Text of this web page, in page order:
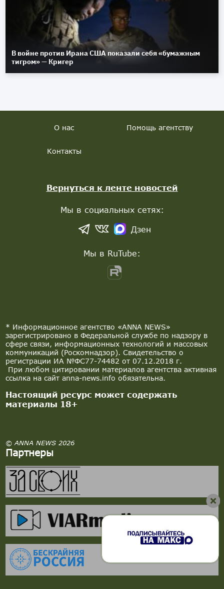
В войне против Ирана США показали себя «бумажным
тигром» — Кригер
* Информационное агентство «ANNA NEWS»
зарегистрировано в Федеральной службе по надзору в
сфере связи, информационных технологий и массовых
коммуникаций (Роскомнадзор). Свидетельство о
регистрации ИА №ФС77-74482 от 07.12.2018 г.
При любом цитировании материалов агентства активная
ссылка на сайт anna-news.info обязательна.
Настоящий ресурс может содержать
материалы 18+
© ANNA NEWS 2026
Партнеры
О нас Помощь агентству
Контакты
Вернуться к ленте новостей
Мы в социальных сетях:
Дзен
Мы в RuTube: